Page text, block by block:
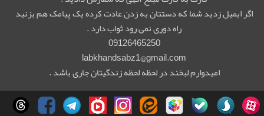
اگر ایمیل زدید شما که دستتان به زدن عادت کرده یک پیامک هم بزنید
راه دوری نمی رود ثواب دارد .
09126465250
labkhandsabz1@gmail.com
امیدوارم لبخند در لحظه لحظه زندگیتان جاری باشد .